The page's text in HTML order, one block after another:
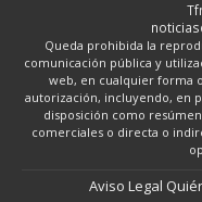
Queda prohibida la
comunicación pública y
web, en cualquier forma
autorización, incluyendo, en
disposición como
comerciales o directa o
Aviso Legal